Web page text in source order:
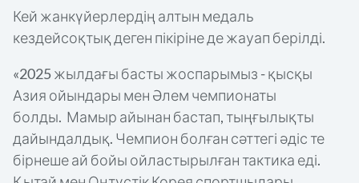
Кей жанкүйерлердің алтын медаль
кездейсоқтық деген пікіріне де жауап берілді.
«2025 жылдағы басты жоспарымыз - қысқы
Азия ойындары мен Әлем чемпионаты
болды. Мамыр айынан бастап, тыңғылықты
дайындалдық. Чемпион болған сәттегі әдіс те
бірнеше ай бойы ойластырылған тактика еді.